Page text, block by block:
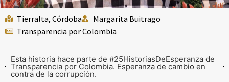
Historia 21
Tierralta, Córdoba
Margarita Buitrago
Transparencia por Colombia
Esta historia hace parte de #25HistoriasDeEsperanza de
Transparencia por Colombia. Esperanza de cambio en
contra de la corrupción.